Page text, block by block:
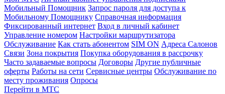
Мобильный Помощник Запрос пароля для доступа к
Мобильному Помощнику Справочная информация
Фиксированный интернет Вход в личный кабинет
Управление номером Настройки маршрутизатора
Обслуживание Как стать абонентом SIM ON Адреса Салонов
Связи Зона покрытия Покупка оборудования в рассрочку
Часто задаваемые вопросы Договоры Другие публичные
оферты Работы на сети Сервисные центры Обслуживание по
месту проживания Опросы
Перейти в МТС